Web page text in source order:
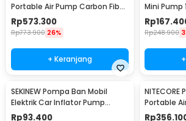
Portable Air Pump Carbon Fiber
2.7 kPa - AP05C
Rp573.300
Rp773.900 26%
+ Keranjang
Mini Pump
Rp
Rp248.900
SEKINEW Pompa Ban Mobil
Elektrik Car Inflator Pump
Portable 1200mAh - GZ000066
Rp93.400
Portable
2.8 kPa -
Rp